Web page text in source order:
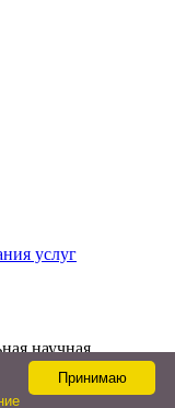
услуг
научная
Принимаю